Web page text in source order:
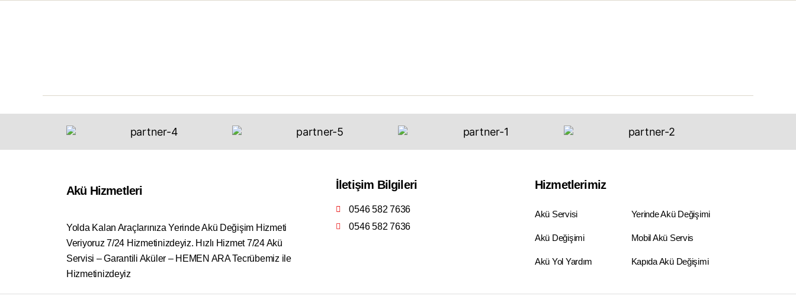
Akü Hizmetleri
Yolda Kalan Araçlarınıza Yerinde Akü Değişim Hizmeti
Veriyoruz 7/24 Hizmetinizdeyiz. Hızlı Hizmet 7/24 Akü
Servisi – Garantili Aküler – HEMEN ARA Tecrübemiz ile
Hizmetinizdeyiz
İletişim Bilgileri
0546 582 7636
0546 582 7636
Hizmetlerimiz
Akü Servisi
Akü Değişimi
Akü Yol Yardım
Yerinde Akü Değişimi
Mobil Akü Servis
Kapıda Akü Değişimi